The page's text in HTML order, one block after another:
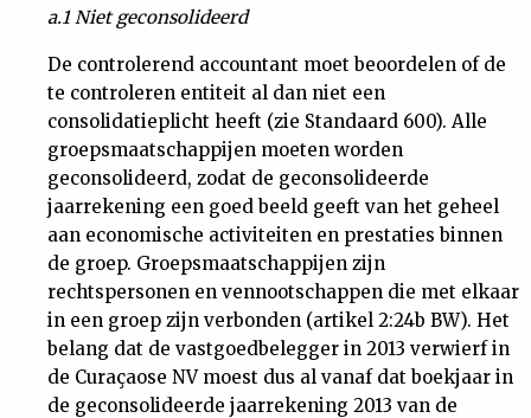
a.1 Niet geconsolideerd
De controlerend accountant moet beoordelen of de
te controleren entiteit al dan niet een
consolidatieplicht heeft (zie Standaard 600). Alle
groepsmaatschappijen moeten worden
geconsolideerd, zodat de geconsolideerde
jaarrekening een goed beeld geeft van het geheel
aan economische activiteiten en prestaties binnen
de groep. Groepsmaatschappijen zijn
rechtspersonen en vennootschappen die met elkaar
in een groep zijn verbonden (artikel 2:24b BW). Het
belang dat de vastgoedbelegger in 2013 verwierf in
de Curaçaose NV moest dus al vanaf dat boekjaar in
de geconsolideerde jaarrekening 2013 van de